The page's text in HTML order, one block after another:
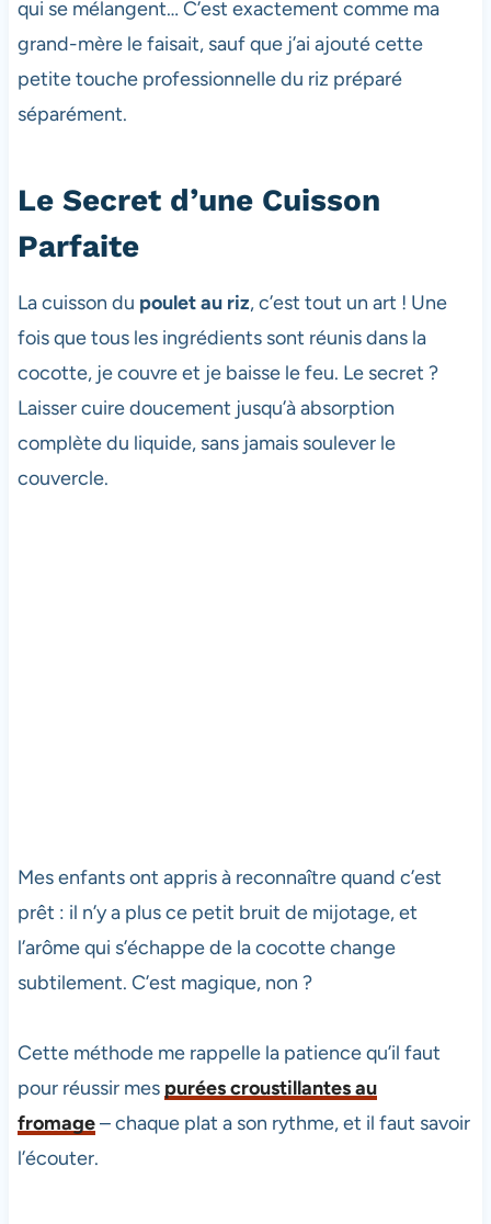
qui se mélangent… C’est exactement comme ma
grand-mère le faisait, sauf que j’ai ajouté cette
petite touche professionnelle du riz préparé
séparément.
Le Secret d’une Cuisson
Parfaite
La cuisson du poulet au riz, c’est tout un art ! Une
fois que tous les ingrédients sont réunis dans la
cocotte, je couvre et je baisse le feu. Le secret ?
Laisser cuire doucement jusqu’à absorption
complète du liquide, sans jamais soulever le
couvercle.
Mes enfants ont appris à reconnaître quand c’est
prêt : il n’y a plus ce petit bruit de mijotage, et
l’arôme qui s’échappe de la cocotte change
subtilement. C’est magique, non ?
Cette méthode me rappelle la patience qu’il faut
pour réussir mes purées croustillantes au
fromage– chaque plat a son rythme, et il faut savoir
l’écouter.